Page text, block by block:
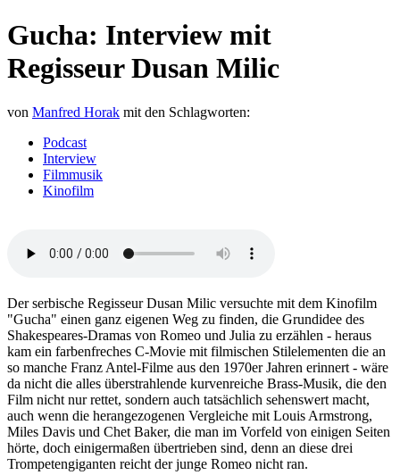
Gucha: Interview mit
Regisseur Dusan Milic
von Manfred Horak mit den Schlagworten:
Podcast
Interview
Filmmusik
Kinofilm
Der serbische Regisseur Dusan Milic versuchte mit dem Kinofilm
"Gucha" einen ganz eigenen Weg zu finden, die Grundidee des
Shakespeares-Dramas von Romeo und Julia zu erzählen - heraus
kam ein farbenfreches C-Movie mit filmischen Stilelementen die an
so manche Franz Antel-Filme aus den 1970er Jahren erinnert - wäre
da nicht die alles überstrahlende kurvenreiche Brass-Musik, die den
Film nicht nur rettet, sondern auch tatsächlich sehenswert macht,
auch wenn die herangezogenen Vergleiche mit Louis Armstrong,
Miles Davis und Chet Baker, die man im Vorfeld von einigen Seiten
hörte, doch einigermaßen übertrieben sind, denn an diese drei
Trompetengiganten reicht der junge Romeo nicht ran.